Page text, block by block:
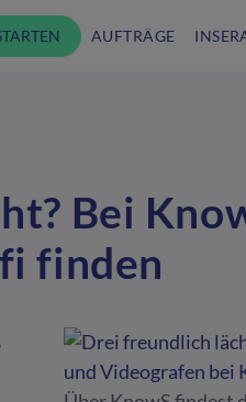
AUFTRÄGE
Bei
finden